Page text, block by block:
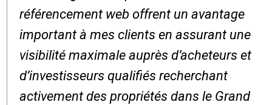
référencement web offrent un avantage
important à mes clients en assurant une
visibilité maximale auprès d’acheteurs et
d’investisseurs qualifiés recherchant
activement des propriétés dans le Grand